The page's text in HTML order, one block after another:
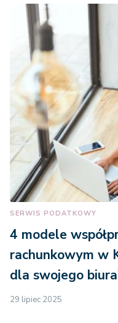
SERWIS PODATKOWY
4 modele
rachunkowym w
dla swojego
29 lipiec 2025